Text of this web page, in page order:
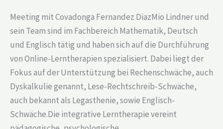
Meeting mit Covadonga Fernandez DiazMio Lindner und
sein Team sind im Fachbereich Mathematik, Deutsch
und Englisch tätig und haben sich auf die Durchführung
von Online-Lerntherapien spezialisiert. Dabei liegt der
Fokus auf der Unterstützung bei Rechenschwäche, auch
Dyskalkulie genannt, Lese-Rechtschreib-Schwäche,
auch bekannt als Legasthenie, sowie Englisch-
Schwäche.Die integrative Lerntherapie vereint